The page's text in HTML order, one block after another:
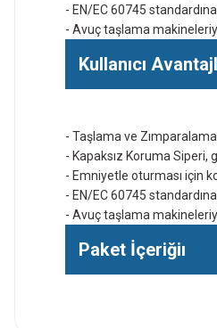
- EN/EC 60745
- Avuç taşlama
Kullanıcı
- Taşlama ve
- Kapaksız Koruma Siperi,
- Emniyetle oturması için
- EN/EC 60745
- Avuç taşlama
Paket İçeriğiı